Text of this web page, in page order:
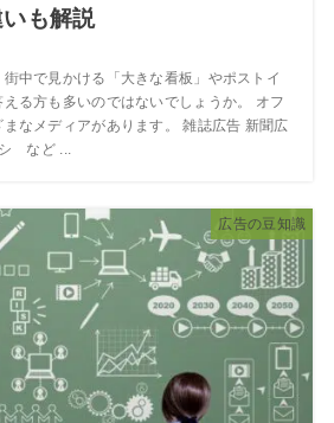
も解説
街中で見かける「大きな看板」やポストイ
る方も多いのではないでしょうか。 オフ
なメディアがあります。 雑誌広告 新聞広
など ...
広告の豆知識